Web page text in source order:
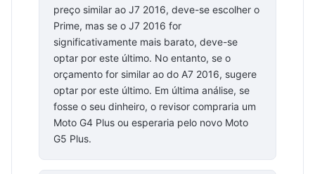
preço similar ao J7 2016, deve-se escolher o
Prime, mas se o J7 2016 for
significativamente mais barato, deve-se
optar por este último. No entanto, se o
orçamento for similar ao do A7 2016, sugere
optar por este último. Em última análise, se
fosse o seu dinheiro, o revisor compraria um
Moto G4 Plus ou esperaria pelo novo Moto
G5 Plus.